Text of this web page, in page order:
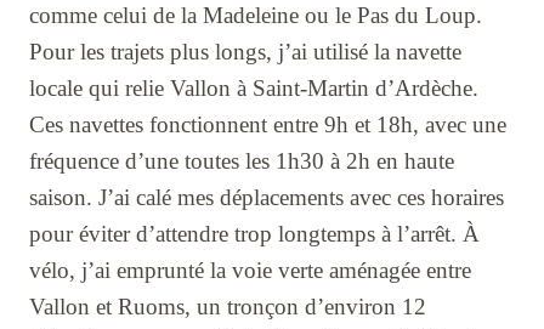
comme celui de la Madeleine ou le Pas du Loup.
Pour les trajets plus longs, j’ai utilisé la navette
locale qui relie Vallon à Saint-Martin d’Ardèche.
Ces navettes fonctionnent entre 9h et 18h, avec une
fréquence d’une toutes les 1h30 à 2h en haute
saison. J’ai calé mes déplacements avec ces horaires
pour éviter d’attendre trop longtemps à l’arrêt. À
vélo, j’ai emprunté la voie verte aménagée entre
Vallon et Ruoms, un tronçon d’environ 12